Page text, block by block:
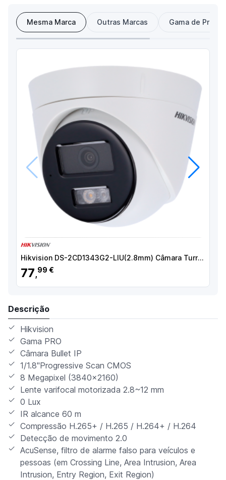
Mesma Marca Outras Marcas Gama de Preço
Anterior Próximo
Hikvision DS-2CD1343G2-LIU(2.8mm) Câmara Turret IP, 4 MP, 2.8 mm, 30 m, PoE, IP67, Áudio, WDR (120 dB), Branco - 6931847188986
77,99 €
Descrição
Hikvision
Gama PRO
Câmara Bullet IP
1/1.8"Progressive Scan CMOS
8 Megapixel (3840x2160)
Lente varifocal motorizada 2.8~12 mm
0 Lux
IR alcance 60 m
Compressão H.265+ / H.265 / H.264+ / H.264
Detecção de movimento 2.0
AcuSense, filtro de alarme falso para veículos e
pessoas (em Crossing Line, Area Intrusion, Area
Intrusion, Entry Region, Exit Region)